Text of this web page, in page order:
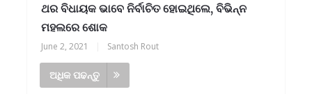
ଥର ବିଧାୟକ ଭାବେ ନିର୍ବାଚିତ ହୋଇଥିଲେ, ବିଭିନ୍ନ
ମହଲରେ ଶୋକ
June 2, 2021 Santosh Rout
ଅଧିକ ପଢନ୍ତୁ